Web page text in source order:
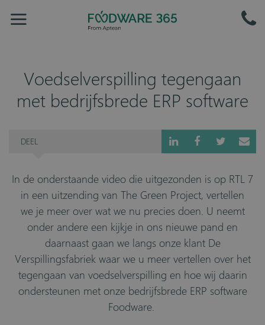
Voedselverspilling tegengaan
met bedrijfsbrede ERP software
DEEL
In de onderstaande video die uitgezonden is op RTL 7
in een uitzending van The Green Project, vertellen
we je meer over wat we nu precies doen. U neemt
onder andere een kijkje in ons nieuwe pand en
daarnaast gaan we langs onze klant De
Verspillingsfabriek waar we u meer vertellen over het
tegengaan van voedselverspilling en hoe wij daarin
ondersteunen met onze bedrijfsbrede ERP software
Foodware.